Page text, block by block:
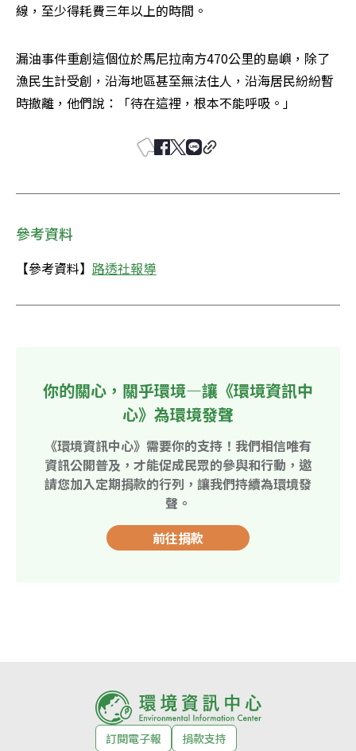
線，至少得耗費三年以上的時間。
漏油事件重創這個位於馬尼拉南方470公里的島嶼，除了
漁民生計受創，沿海地區甚至無法住人，沿海居民紛紛暫
時撤離，他們說：「待在這裡，根本不能呼吸。」
參考資料
【參考資料】 路透社報導
你的關心，關乎環境—讓《環境資訊中
心》為環境發聲
《環境資訊中心》需要你的支持！我們相信唯有
資訊公開普及，才能促成民眾的參與和行動，邀
請您加入定期捐款的行列，讓我們持續為環境發
聲。
前往捐款
訂閱電子報 捐款支持